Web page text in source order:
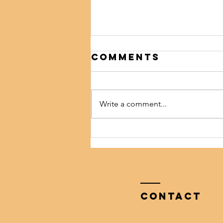
อยากชวนทุกคนช่วยกันแยก
ขยะ เพื่ออนาคตของลูกหลาน
Comments
Write a comment...
Contact